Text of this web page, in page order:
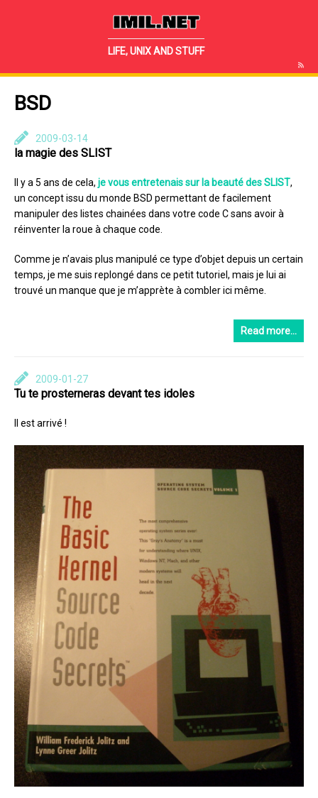
IMIL.NET
LIFE, UNIX AND STUFF
BSD
2009-03-14
la magie des SLIST
Il y a 5 ans de cela, je vous entretenais sur la beauté des SLIST,
un concept issu du monde BSD permettant de facilement
manipuler des listes chainées dans votre code C sans avoir à
réinventer la roue à chaque code.
Comme je n’avais plus manipulé ce type d’objet depuis un certain
temps, je me suis replongé dans ce petit tutoriel, mais je lui ai
trouvé un manque que je m’apprète à combler ici même.
Read more…
2009-01-27
Tu te prosterneras devant tes idoles
Il est arrivé !